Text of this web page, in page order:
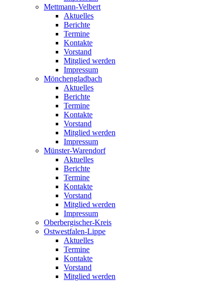
Mettmann-Velbert
Aktuelles
Berichte
Termine
Kontakte
Vorstand
Mitglied werden
Impressum
Mönchengladbach
Aktuelles
Berichte
Termine
Kontakte
Vorstand
Mitglied werden
Impressum
Münster-Warendorf
Aktuelles
Berichte
Termine
Kontakte
Vorstand
Mitglied werden
Impressum
Oberbergischer-Kreis
Ostwestfalen-Lippe
Aktuelles
Termine
Kontakte
Vorstand
Mitglied werden